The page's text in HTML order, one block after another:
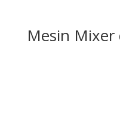
Mesin Mixer